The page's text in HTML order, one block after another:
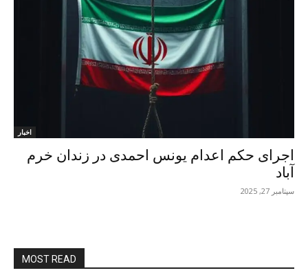
اخبار
اجرای حکم اعدام یونس احمدی در زندان خرم
آباد
سپتامبر 27, 2025
MOST READ